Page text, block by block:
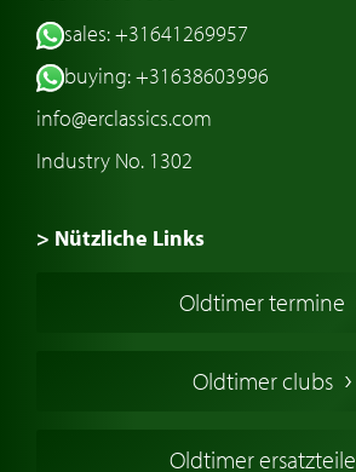
sales: +31641269957
buying: +31638603996
info@erclassics.com
Industry No. 1302
> Nützliche Links
Oldtimers in Europa
Englische Oldtimer
Oldtimer termine
Oldtimer clubs
Oldtimer ersatzteile